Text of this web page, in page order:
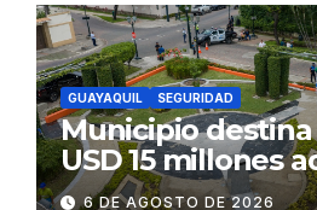
GUAYAQUIL SEGURIDAD
Municipio
USD 15 millones
SEGURA EP
6 DE AGOSTO DE 2026